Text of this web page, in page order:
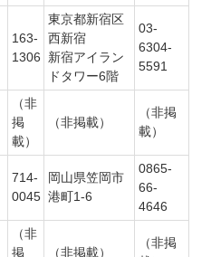
163-
1306
東京都新宿区
西新宿
新宿アイラン
ドタワー6階
03-
6304-
5591
（非
掲
載）
（非掲載）
（非掲
載）
714-
0045
岡山県笠岡市
港町1-6
0865-
66-
4646
（非
掲
（非掲載）
（非掲